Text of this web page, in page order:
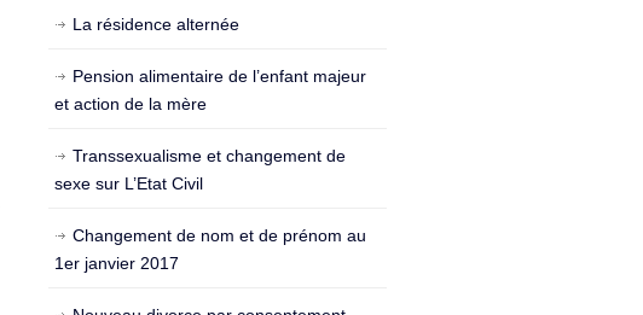
La résidence alternée
Pension alimentaire de l’enfant majeur
et action de la mère
Transsexualisme et changement de
sexe sur L’Etat Civil
Changement de nom et de prénom au
1er janvier 2017